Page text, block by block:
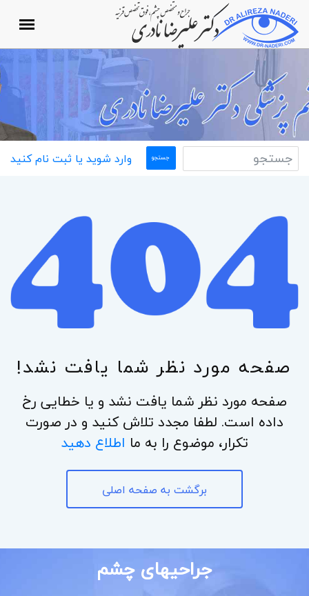
وارد شوید یا ثبت نام کنید
صفحه مورد نظر شما یافت نشد!
صفحه مورد نظر شما یافت نشد و یا خطایی رخ
داده است. لطفا مجدد تلاش کنید و در صورت
تکرار، موضوع را به ما اطلاع دهید
برگشت به صفحه اصلی
جراحیهای چشم